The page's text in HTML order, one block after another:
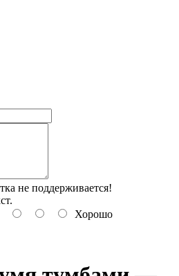
не поддерживается!
Хорошо